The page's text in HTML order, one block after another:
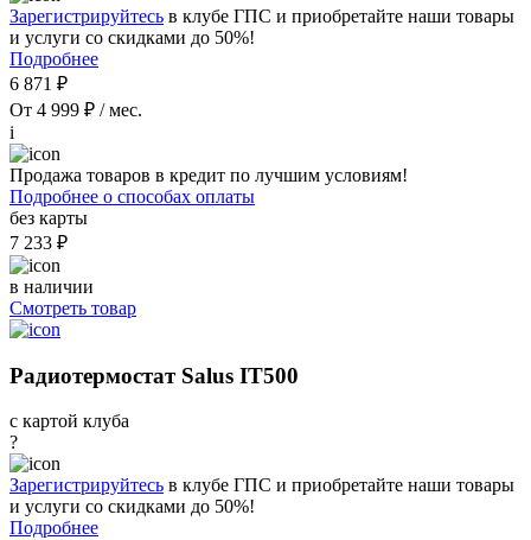
Зарегистрируйтесь в клубе ГПС и приобретайте наши товары
и услуги со скидками до 50%!
Подробнее
6 871 ₽
От 4 999 ₽ / мес.
i
Продажа товаров в кредит по лучшим условиям!
Подробнее о способах оплаты
без карты
7 233 ₽
в наличии
Смотреть товар
Радиотермостат Salus IT500
с картой клуба
?
Зарегистрируйтесь в клубе ГПС и приобретайте наши товары
и услуги со скидками до 50%!
Подробнее